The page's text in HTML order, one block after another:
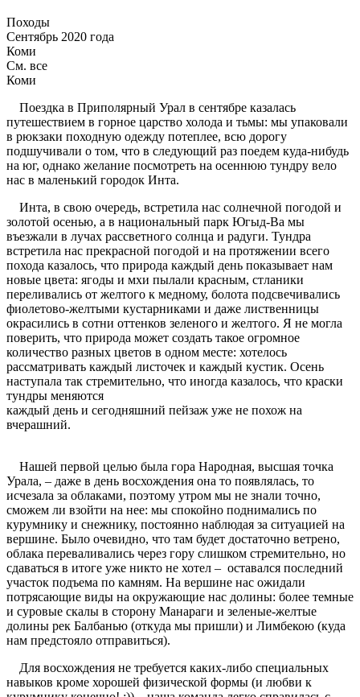
Походы
Сентябрь 2020 года
Коми
См. все
Коми
Поездка в Приполярный Урал в сентябре казалась
путешествием в горное царство холода и тьмы: мы упаковали
в рюкзаки походную одежду потеплее, всю дорогу
подшучивали о том, что в следующий раз поедем куда-нибудь
на юг, однако желание посмотреть на осеннюю тундру вело
нас в маленький городок Инта.
Инта, в свою очередь, встретила нас солнечной погодой и
золотой осенью, а в национальный парк Югыд-Ва мы
въезжали в лучах рассветного солнца и радуги. Тундра
встретила нас прекрасной погодой и на протяжении всего
похода казалось, что природа каждый день показывает нам
новые цвета: ягоды и мхи пылали красным, стланики
переливались от желтого к медному, болота подсвечивались
фиолетово-желтыми кустарниками и даже лиственницы
окрасились в сотни оттенков зеленого и желтого. Я не могла
поверить, что природа может создать такое огромное
количество разных цветов в одном месте: хотелось
рассматривать каждый листочек и каждый кустик. Осень
наступала так стремительно, что иногда казалось, что краски
тундры меняются
каждый день и сегодняшний пейзаж уже не похож на
вчерашний.
Нашей первой целью была гора Народная, высшая точка
Урала, – даже в день восхождения она то появлялась, то
исчезала за облаками, поэтому утром мы не знали точно,
сможем ли взойти на нее: мы спокойно поднимались по
курумнику и снежнику, постоянно наблюдая за ситуацией на
вершине. Было очевидно, что там будет достаточно ветрено,
облака переваливались через гору слишком стремительно, но
сдаваться в итоге уже никто не хотел – оставался последний
участок подъема по камням. На вершине нас ожидали
потрясающие виды на окружающие нас долины: более темные
и суровые скалы в сторону Манараги и зеленые-желтые
долины рек Балбанью (откуда мы пришли) и Лимбекою (куда
нам предстояло отправиться).
Для восхождения не требуется каких-либо специальных
навыков кроме хорошей физической формы (и любви к